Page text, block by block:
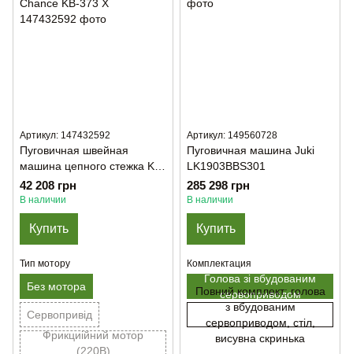
Артикул: 147432592
Пуговичная швейная
машина цепного стежка K-
Chance KB-373 X
42 208 грн
В наличии
Купить
Тип мотору
Без мотора
Сервопривід
Фрикциійний мотор
(220В)
Артикул: 149560728
Пуговичная машина Juki
LK1903BBS301
285 298 грн
В наличии
Купить
Комплектация
Голова зі вбудованим
сервоприводом
Повний комплект: голова
з вбудованим
сервоприводом, стіл,
висувна скринька